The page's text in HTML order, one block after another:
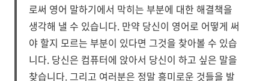
로써 영어 말하기에서 막히는 부분에 대한 해결책을
생각해 낼 수 있습니다. 만약 당신이 영어로 어떻게 써
야 할지 모르는 부분이 있다면 그것을 찾아볼 수 있습
니다. 당신은 컴퓨터에 앉아서 당신이 하고 싶은 말을
찾습니다. 그리고 여러분은 정말 흥미로운 것들을 발